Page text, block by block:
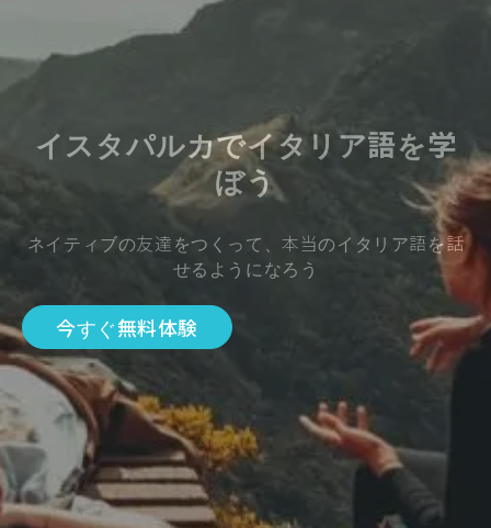
イスタパルカでイタリア語を学
ぼう
ネイティブの友達をつくって、本当のイタリア語を話
せるようになろう
今すぐ無料体験